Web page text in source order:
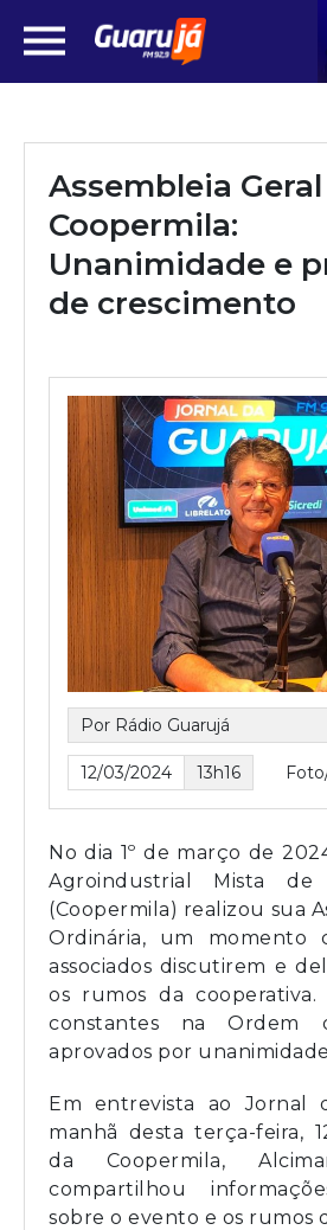
Assembleia
Coopermila:
Unanimidade e
de crescimento
Por Rádio Guarujá
12/03/2024 13h16
No dia 1º de março de
Agroindustrial Mista
(Coopermila) realizou sua
Ordinária, um momento
associados discutirem e
os rumos da cooperativa.
constantes na Ordem
aprovados por
Em entrevista ao Jornal
manhã desta terça-feira,
da Coopermila,
compartilhou
sobre o evento e os rumos